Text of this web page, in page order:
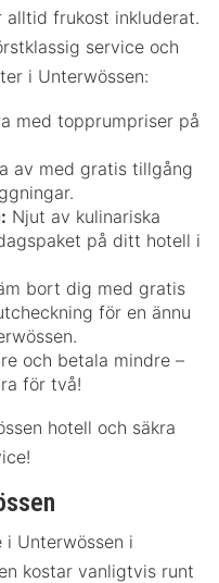
alltid frukost inkluderat.
service och
i Unterwössen:
med topprumpriser på
av med gratis tillgång
: Njut av kulinariska
på ditt hotell i
bort dig med gratis
för en ännu
och betala mindre –
för två!
hotell och säkra
Unterwössen i
kostar vanligtvis runt